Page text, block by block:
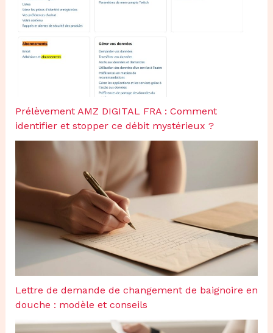
Prélèvement AMZ DIGITAL FRA : Comment
identifier et stopper ce débit mystérieux ?
Lettre de demande de changement de baignoire en
douche : modèle et conseils